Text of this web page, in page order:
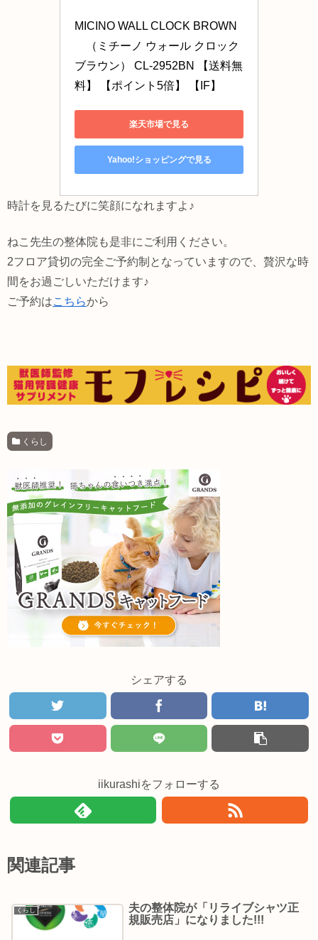
MICINO WALL CLOCK BROWN
（ミチーノ ウォール クロック
ブラウン） CL-2952BN 【送料無
料】 【ポイント5倍】 【IF】
楽天市場で見る
Yahoo!ショッピングで見る
時計を見るたびに笑顔になれますよ♪
ねこ先生の整体院も是非にご利用ください。
2フロア貸切の完全ご予約制となっていますので、贅沢な時
間をお過ごしいただけます♪
ご予約はこちらから
くらし
シェアする
iikurashiをフォローする
関連記事
くらし
夫の整体院が「リライブシャツ正
規販売店」になりました!!!